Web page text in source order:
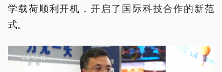
学载荷顺利开机，开启了国际科技合作的新范
式。